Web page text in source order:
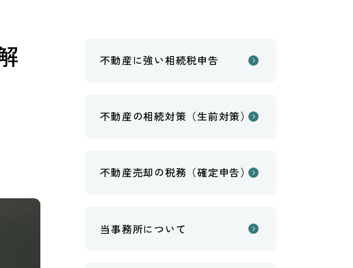
不動産に強い相続税申告
不動産の相続対策（生前対策）
不動産売却の税務（確定申告）
当事務所について